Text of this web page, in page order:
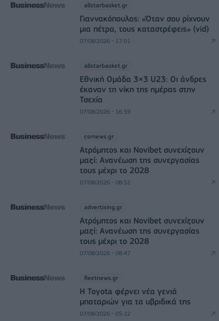
allstarbasket.gr
Γιαννακόπουλος: «Όταν σου ρίχνουν
μια πέτρα, τους καταστρέφεις» (vid)
07/08/2026 - 17:01
allstarbasket.gr
Εθνική Ομάδα 3×3 U23: Οι άνδρες
έκαναν τη νίκη της ημέρας στην
Τσεχία
07/08/2026 - 16:59
csrnews.gr
Ατρόμητος και Novibet συνεχίζουν
μαζί: Ανανέωση της συνεργασίας
τους μέχρι το 2028
07/08/2026 - 08:52
advertising.gr
Ατρόμητος και Novibet συνεχίζουν
μαζί: Ανανέωση της συνεργασίας
τους μέχρι το 2028
07/08/2026 - 08:47
fleetnews.gr
Η Toyota φέρνει νέα γενιά
μπαταριών για τα υβριδικά της
07/08/2026 - 05:22